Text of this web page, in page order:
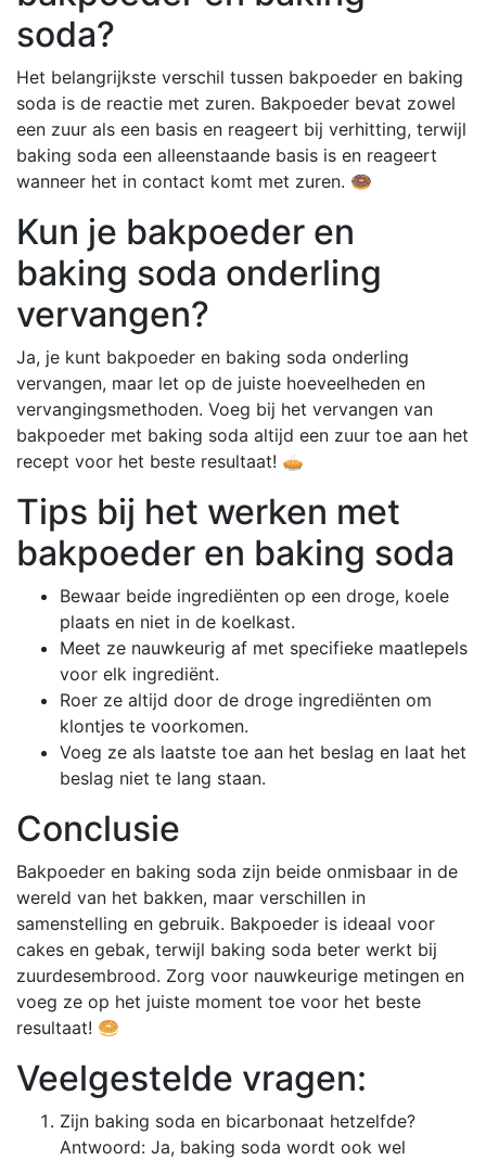
soda?
Het belangrijkste verschil tussen bakpoeder en baking
soda is de reactie met zuren. Bakpoeder bevat zowel
een zuur als een basis en reageert bij verhitting, terwijl
baking soda een alleenstaande basis is en reageert
wanneer het in contact komt met zuren. 🍩
Kun je bakpoeder en
baking soda onderling
vervangen?
Ja, je kunt bakpoeder en baking soda onderling
vervangen, maar let op de juiste hoeveelheden en
vervangingsmethoden. Voeg bij het vervangen van
bakpoeder met baking soda altijd een zuur toe aan het
recept voor het beste resultaat! 🥧
Tips bij het werken met
bakpoeder en baking soda
Bewaar beide ingrediënten op een droge, koele
plaats en niet in de koelkast.
Meet ze nauwkeurig af met specifieke maatlepels
voor elk ingrediënt.
Roer ze altijd door de droge ingrediënten om
klontjes te voorkomen.
Voeg ze als laatste toe aan het beslag en laat het
beslag niet te lang staan.
Conclusie
Bakpoeder en baking soda zijn beide onmisbaar in de
wereld van het bakken, maar verschillen in
samenstelling en gebruik. Bakpoeder is ideaal voor
cakes en gebak, terwijl baking soda beter werkt bij
zuurdesembrood. Zorg voor nauwkeurige metingen en
voeg ze op het juiste moment toe voor het beste
resultaat! 🥯
Veelgestelde vragen:
Zijn baking soda en bicarbonaat hetzelfde?
Antwoord: Ja, baking soda wordt ook wel